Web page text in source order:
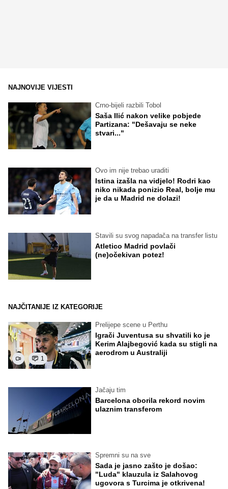
NAJNOVIJE VIJESTI
Crno-bijeli razbili Tobol
Saša Ilić nakon velike pobjede
Partizana: "Dešavaju se neke
stvari..."
Ovo im nije trebao uraditi
Istina izašla na vidjelo! Rodri kao
niko nikada ponizio Real, bolje mu
je da u Madrid ne dolazi!
Stavili su svog napadača na transfer listu
Atletico Madrid povlači
(ne)očekivan potez!
NAJČITANIJE IZ KATEGORIJE
1
Prelijepe scene u Perthu
Igrači Juventusa su shvatili ko je
Kerim Alajbegović kada su stigli na
aerodrom u Australiji
Jačaju tim
Barcelona oborila rekord novim
ulaznim transferom
Spremni su na sve
Sada je jasno zašto je došao:
"Luda" klauzula iz Salahovog
ugovora s Turcima je otkrivena!